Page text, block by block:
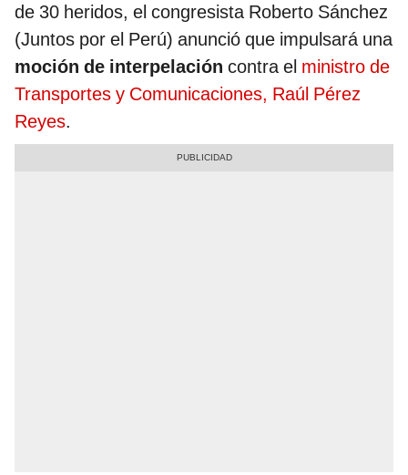
de 30 heridos, el congresista Roberto Sánchez
(Juntos por el Perú) anunció que impulsará una
moción de interpelación contra el ministro de
Transportes y Comunicaciones, Raúl Pérez
Reyes.